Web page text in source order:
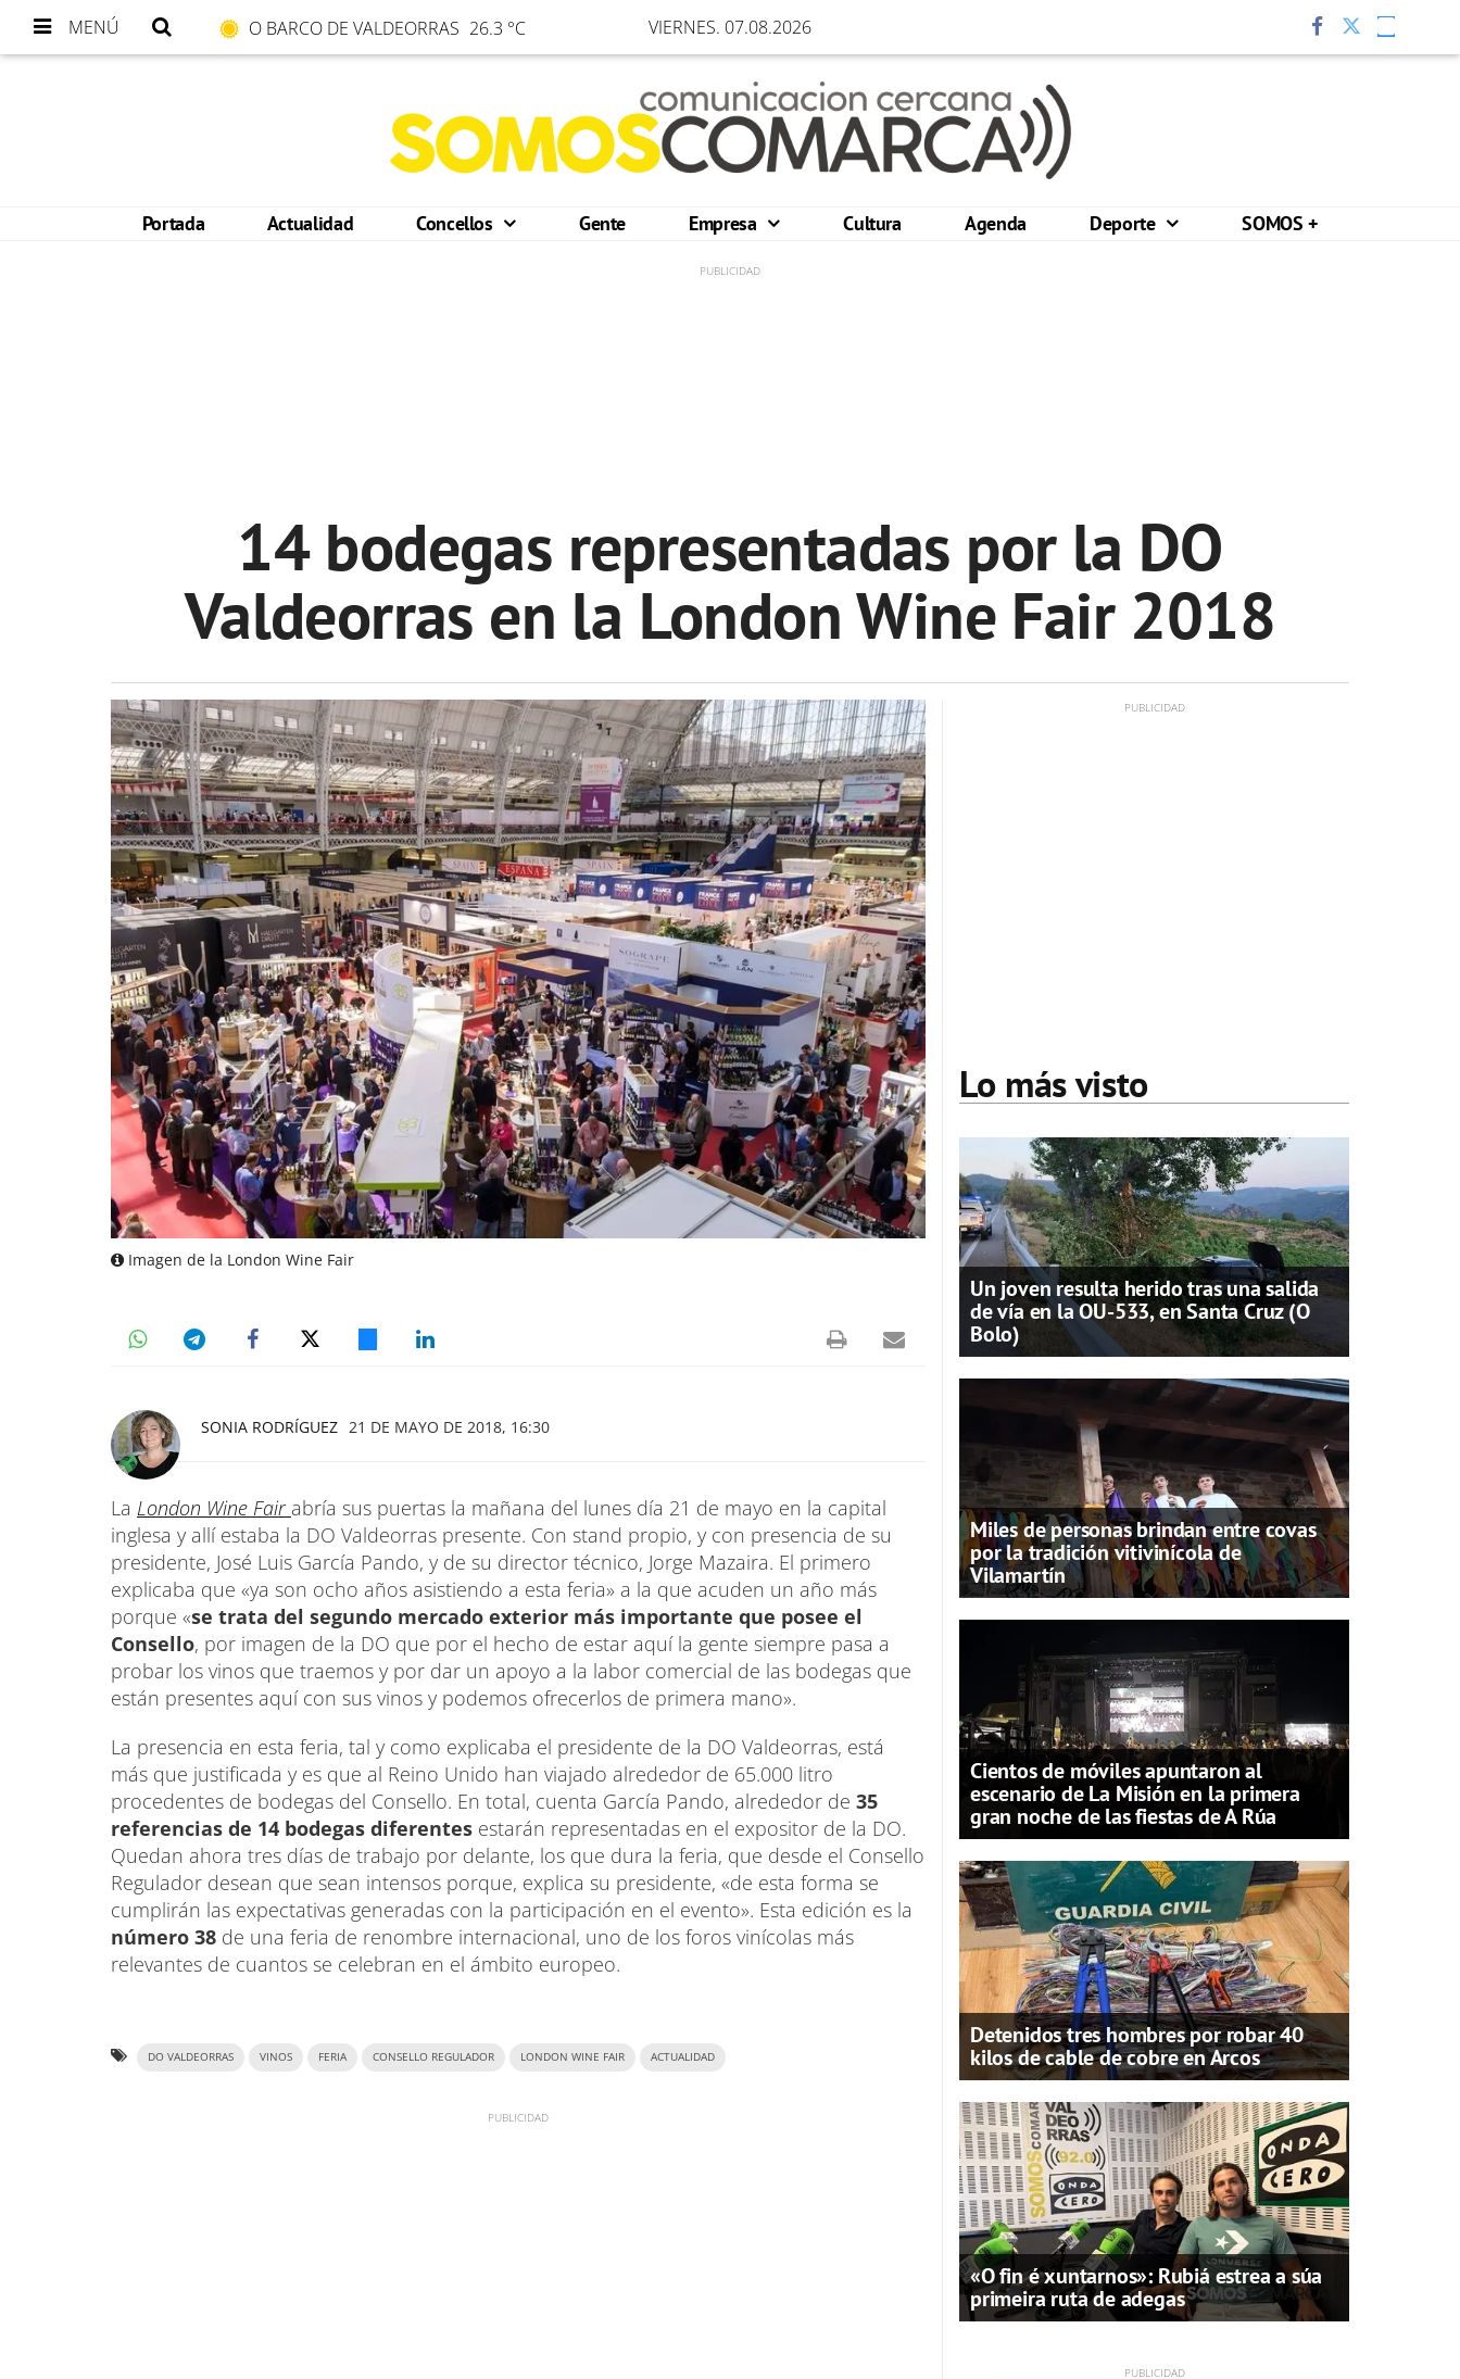
MENÚ O BARCO DE VALDEORRAS 26.3 °C VIERNES. 07.08.2026
Portada Actualidad Concellos Gente Empresa Cultura Agenda Deporte SOMOS +
14 bodegas representadas por la DO
Valdeorras en la London Wine Fair 2018
Imagen de la London Wine Fair
SONIA RODRÍGUEZ 21 DE MAYO DE 2018, 16:30
La London Wine Fairabría sus puertas la mañana del lunes día 21 de mayo en la capital
inglesa y allí estaba la DO Valdeorras presente. Con stand propio, y con presencia de su
presidente, José Luis García Pando, y de su director técnico, Jorge Mazaira. El primero
explicaba que «ya son ocho años asistiendo a esta feria» a la que acuden un año más
porque «se trata del segundo mercado exterior más importante que posee el
Consello, por imagen de la DO que por el hecho de estar aquí la gente siempre pasa a
probar los vinos que traemos y por dar un apoyo a la labor comercial de las bodegas que
están presentes aquí con sus vinos y podemos ofrecerlos de primera mano».
La presencia en esta feria, tal y como explicaba el presidente de la DO Valdeorras, está
más que justificada y es que al Reino Unido han viajado alrededor de 65.000 litro
procedentes de bodegas del Consello. En total, cuenta García Pando, alrededor de 35
referencias de 14 bodegas diferentes estarán representadas en el expositor de la DO.
Quedan ahora tres días de trabajo por delante, los que dura la feria, que desde el Consello
Regulador desean que sean intensos porque, explica su presidente, «de esta forma se
cumplirán las expectativas generadas con la participación en el evento». Esta edición es la
número 38 de una feria de renombre internacional, uno de los foros vinícolas más
relevantes de cuantos se celebran en el ámbito europeo.
DO VALDEORRAS VINOS FERIA CONSELLO REGULADOR LONDON WINE FAIR ACTUALIDAD
Lo más visto
Un joven resulta herido tras una salida
de vía en la OU-533, en Santa Cruz (O
Bolo)
Miles de personas brindan entre covas
por la tradición vitivinícola de
Vilamartín
Cientos de móviles apuntaron al
escenario de La Misión en la primera
gran noche de las fiestas de A Rúa
Detenidos tres hombres por robar 40
kilos de cable de cobre en Arcos
«O fin é xuntarnos»: Rubiá estrea a súa
primeira ruta de adegas